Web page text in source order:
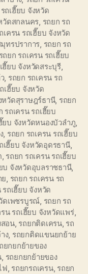
ถเฮี๊ยบ จังหวัด
วัดสกลนคร, รถยก รถ
เครน รถเฮี๊ยบ จังหวัด
ทรปราการ, รถยก รถ
รถยก รถเครน รถเฮี๊ยบ
ฮี๊ยบ จังหวัดสระบุรี,
, รถยก รถเครน รถ
เฮี๊ยบ จังหวัด
หวัดสุราษฎร์ธานี, รถยก
รถเครน รถเฮี๊ยบ
ยบ จังหวัดหนองบัวลำภู,
, รถยก รถเครน รถเฮี๊ยบ
เฮี๊ยบ จังหวัดอุดรธานี,
, รถยก รถเครน รถเฮี๊ยบ
บ จังหวัดอุบลราชธานี,
, รถยก รถเครน รถ
รถเฮี๊ยบ จังหวัด
ดเพชรบูรณ์, รถยก รถ
น รถเฮี๊ยบ จังหวัดแพร่,
สอน, รถยกติดเครน, รถ
ง, รถยกติดแขนยกย้าย
ยกยกย้ายของ
, รถยกยกย้ายของ
ฟ, รถยกรถเครน, รถยก